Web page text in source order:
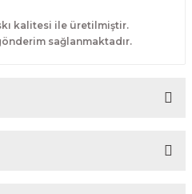
kalitesi ile üretilmiştir.
sağlanmaktadır.